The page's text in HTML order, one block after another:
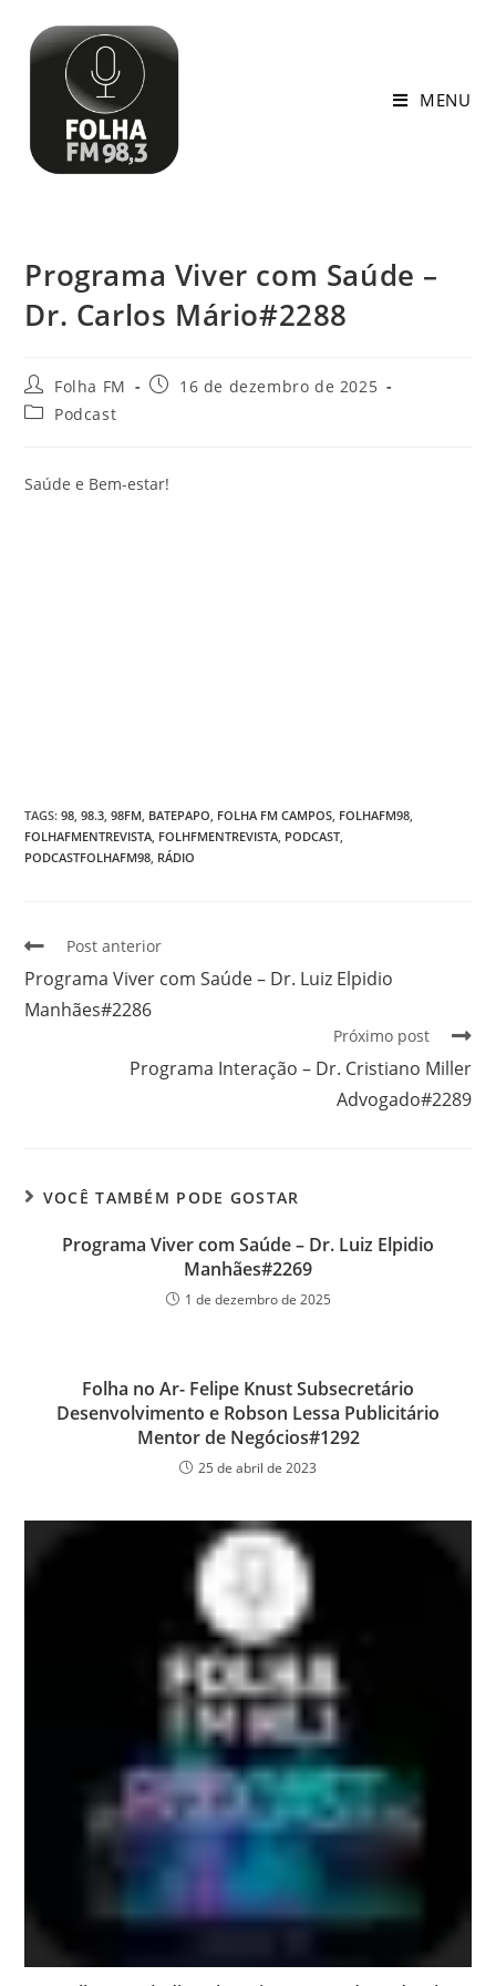
MENU
Programa Viver com Saúde –
Dr. Carlos Mário#2288
Folha FM
16 de dezembro de 2025
Podcast
Saúde e Bem-estar!
TAGS:98 98.3 98FM BATEPAPO FOLHA FM CAMPOS FOLHAFM98
FOLHAFMENTREVISTA FOLHFMENTREVISTA PODCAST
PODCASTFOLHAFM98 RÁDIO
Post anterior
Programa Viver com Saúde – Dr. Luiz Elpidio
Manhães#2286
Próximo post
Programa Interação – Dr. Cristiano Miller
Advogado#2289
VOCÊ TAMBÉM PODE GOSTAR
Programa Viver com Saúde – Dr. Luiz Elpidio
Manhães#2269
1 de dezembro de 2025
Folha no Ar- Felipe Knust Subsecretário
Desenvolvimento e Robson Lessa Publicitário
Mentor de Negócios#1292
25 de abril de 2023